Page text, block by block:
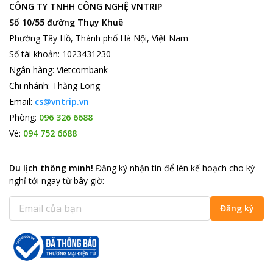
tốt nhất cho chất lượng sống của du khách, mang tới cho khách
hàng sự hài lòng ngay từ lần đầu tiên đến với khách sạn.
Dịch vụ trông trẻ, dịch vụ giặt là, có phòng hút thuốc, cửa hàng
lưu niệm, cung cấp wifi miễn phí, có hồ bơi ngoài trời, quán bar
gần hồ bơi,… tất cả góp phần tạo nên cho bạn một cuộc sống
tiện nghi và thoải mái vô cùng.
Địa điểm du lịch gần khách sạn.
Gành Son cách thành phố Phan Thiết khoảng 80km về phía Bắc.
Từ trên gành có thể nhìn thấy toàn cảnh sinh hoạt ấm cúng,
nhộn nhịp của làng chài. Màu đỏ của đá, màu xanh của biển
CÔNG TY TNHH CÔNG NGHỆ VNTRIP
Số 10/55 đường Thụy Khuê
Phường Tây Hồ, Thành phố Hà Nội, Việt Nam
Số tài khoản: 1023431230
Ngân hàng: Vietcombank
Chi nhánh: Thăng Long
Email: cs@vntrip.vn
Phòng: 096 326 6688
Vé: 094 752 6688
Du lịch thông minh! Đăng ký nhận tin để lên kế hoạch cho kỳ
nghỉ tới ngay từ bây giờ:
Đăng ký